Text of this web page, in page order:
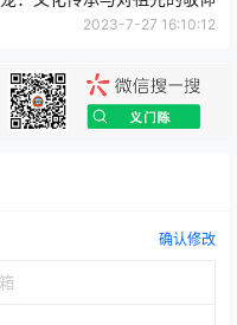
2023-7-27 16:10:12
确认修改